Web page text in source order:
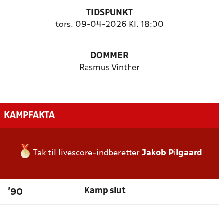
TIDSPUNKT
tors. 09-04-2026 Kl. 18:00
DOMMER
Rasmus Vinther
KAMPFAKTA
Tak til livescore-indberetter Jakob Pilgaard
'90 Kamp slut